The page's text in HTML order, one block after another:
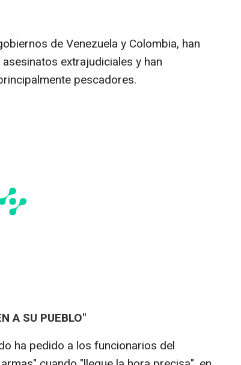
de Venezuela y Colombia, han
extrajudiciales y han
pescadores.
A SU PUEBLO"
ha pedido a los funcionarios del